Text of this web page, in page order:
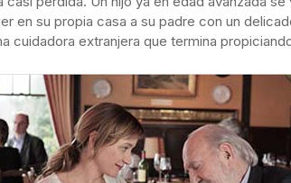
en su propia casa a su padre con un
cuidadora extranjera que termina